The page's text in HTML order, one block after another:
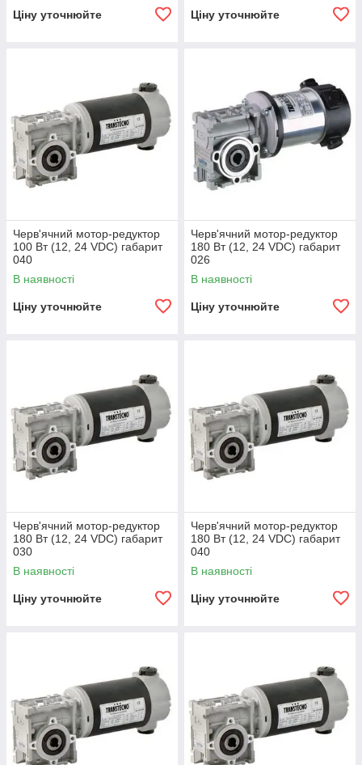
Ціну уточнюйте Ціну уточнюйте
Черв'ячний мотор-редуктор
100 Вт (12, 24 VDC) габарит
040
В наявності
Ціну уточнюйте
Черв'ячний мотор-редуктор
180 Вт (12, 24 VDC) габарит
026
В наявності
Ціну уточнюйте
Черв'ячний мотор-редуктор
180 Вт (12, 24 VDC) габарит
030
В наявності
Ціну уточнюйте
Черв'ячний мотор-редуктор
180 Вт (12, 24 VDC) габарит
040
В наявності
Ціну уточнюйте